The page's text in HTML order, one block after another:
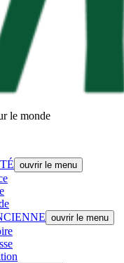
le monde
ouvrir le menu
ouvrir le menu